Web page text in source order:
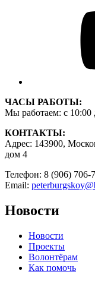
ЧАСЫ РАБОТЫ:
Мы работаем: с 10:00
КОНТАКТЫ:
Адрес: 143900,
дом 4
Телефон: 8 (906) 706-
Email:
Новости
Новости
Проекты
Волонтёрам
Как помочь